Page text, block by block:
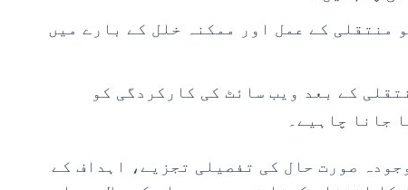
منتقلی کے عمل اور ممکنہ خلل کے بارے میں
کے بعد ویب سائٹ کی کارکردگی کو
جانا چاہیے۔
صورت حال کی تفصیلی تجزیے، اہداف کے